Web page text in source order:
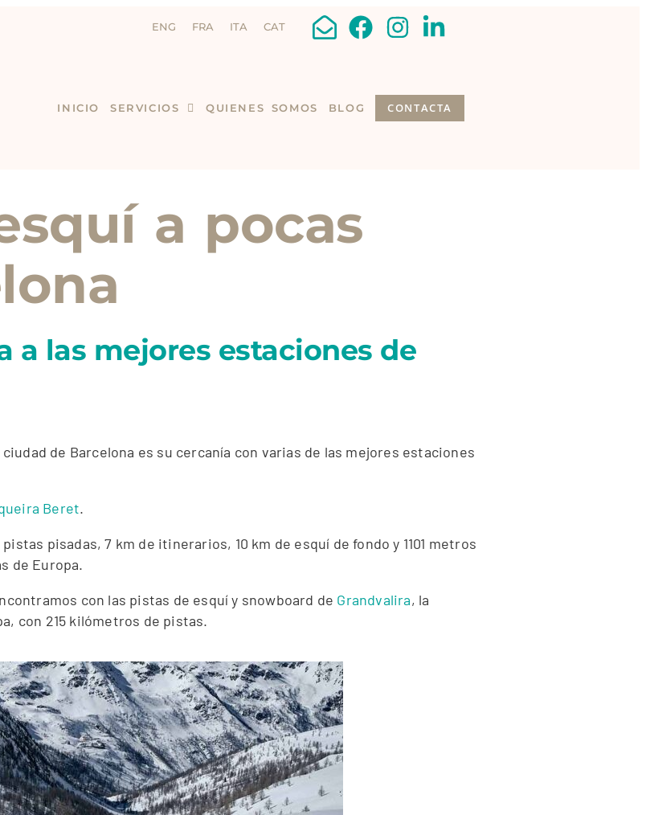
ENG FRA ITA CAT
INICIO SERVICIOS QUIENES SOMOS BLOG CONTACTA
a pocas
a las mejores estaciones de
de Barcelona es su cercanía con varias de las mejores estaciones
Beret.
pisadas, 7 km de itinerarios, 10 km de esquí de fondo y 1101 metros
de Europa.
con las pistas de esquí y snowboard de Grandvalira, la
con 215 kilómetros de pistas.